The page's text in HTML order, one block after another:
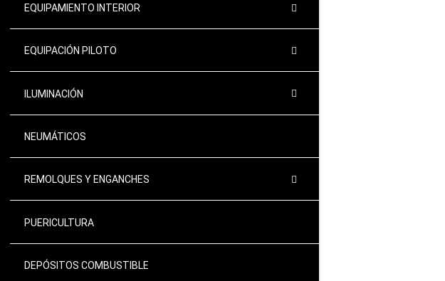
EQUIPAMIENTO INTERIOR
EQUIPACIÓN PILOTO
ILUMINACIÓN
NEUMÁTICOS
REMOLQUES Y ENGANCHES
PUERICULTURA
DEPÓSITOS COMBUSTIBLE